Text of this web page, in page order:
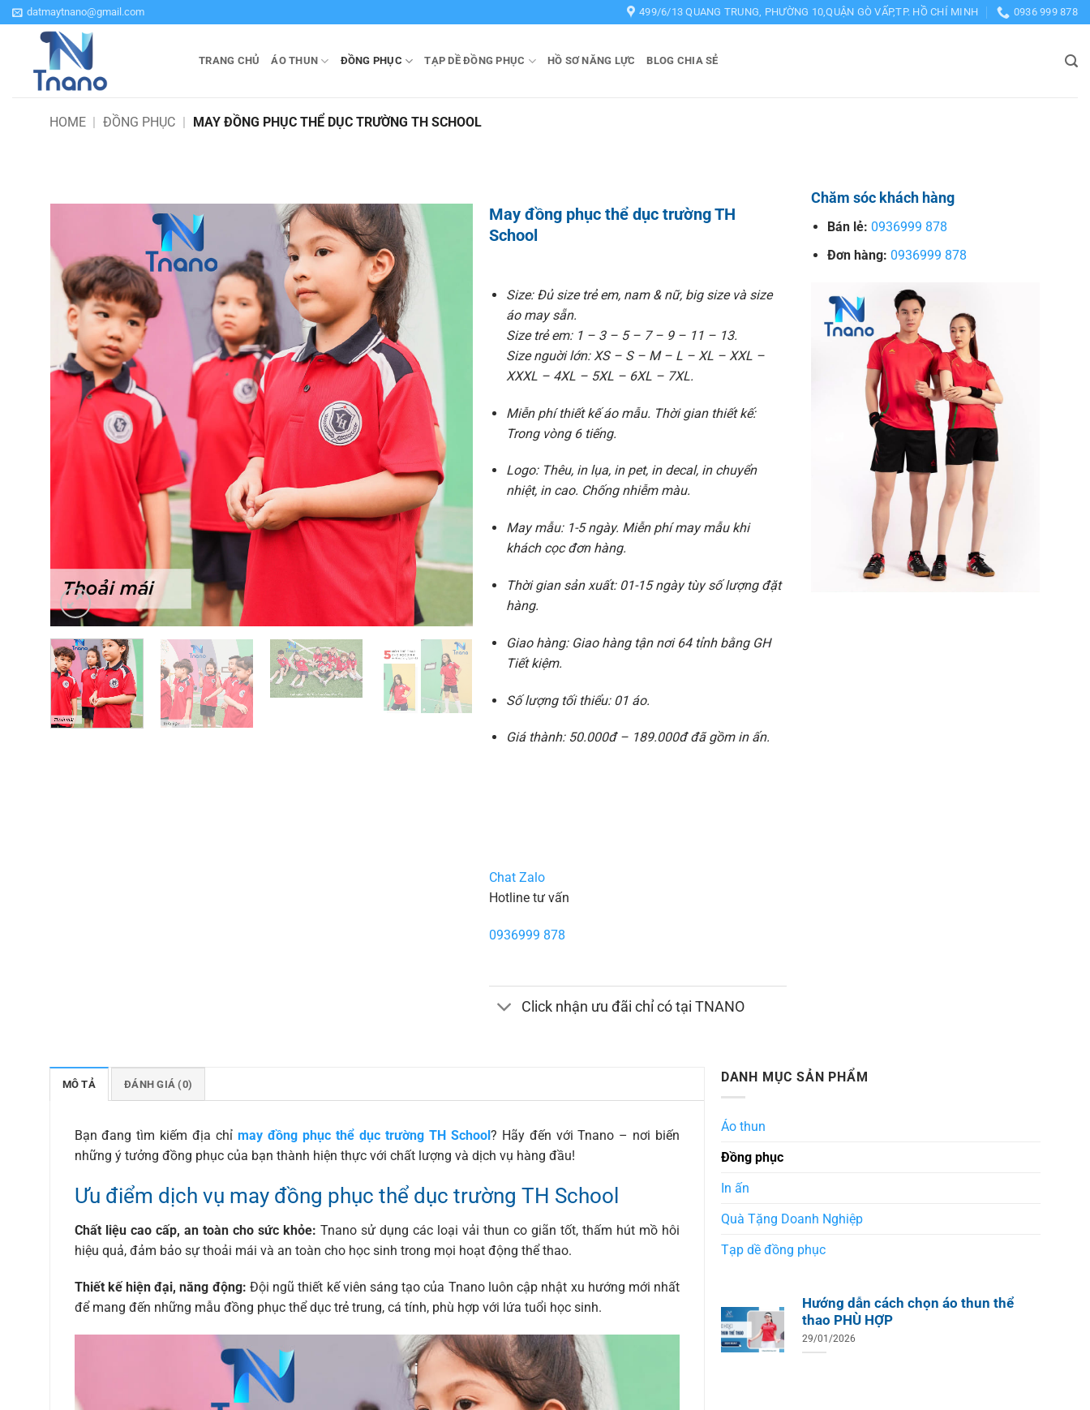
Bỏ
qua
datmaytnano@gmail.com 499/6/13 QUANG TRUNG, PHƯỜNG 10,QUẬN GÒ VẤP,TP. HỒ CHÍ MINH 0936 999 878
TRANG CHỦ ÁO THUN ĐỒNG PHỤC TẠP DỀ ĐỒNG PHỤC HỒ SƠ NĂNG LỰC BLOG CHIA SẺ
HOME | ĐỒNG PHỤC | MAY ĐỒNG PHỤC THỂ DỤC TRƯỜNG TH SCHOOL
May đồng phục thể dục trường TH
School
Size: Đủ size trẻ em, nam & nữ, big size và size
áo may sẵn.
Size trẻ em: 1 – 3 – 5 – 7 – 9 – 11 – 13.
Size nguời lớn: XS – S – M – L – XL – XXL –
XXXL – 4XL – 5XL – 6XL – 7XL.
Miễn phí thiết kế áo mẫu. Thời gian thiết kế:
Trong vòng 6 tiếng.
Logo: Thêu, in lụa, in pet, in decal, in chuyển
nhiệt, in cao. Chống nhiễm màu.
May mẫu: 1-5 ngày. Miễn phí may mẫu khi
khách cọc đơn hàng.
Thời gian sản xuất: 01-15 ngày tùy số lượng đặt
hàng.
Giao hàng: Giao hàng tận nơi 64 tỉnh bằng GH
Tiết kiệm.
Số lượng tối thiểu: 01 áo.
Giá thành: 50.000đ – 189.000đ đã gồm in ấn.
Chat Zalo
Hotline tư vấn
0936999 878
Click nhận ưu đãi chỉ có tại TNANO
Chăm sóc khách hàng
Bán lẻ: 0936999 878
Đơn hàng: 0936999 878
MÔ TẢ ĐÁNH GIÁ (0)
Bạn đang tìm kiếm địa chỉmay đồng phục thể dục trường TH School? Hãy đến với Tnano – nơi biến
những ý tưởng đồng phục của bạn thành hiện thực với chất lượng và dịch vụ hàng đầu!
Ưu điểm dịch vụ may đồng phục thể dục trường TH School
Chất liệu cao cấp, an toàn cho sức khỏe: Tnano sử dụng các loại vải thun co giãn tốt, thấm hút mồ hôi
hiệu quả, đảm bảo sự thoải mái và an toàn cho học sinh trong mọi hoạt động thể thao.
Thiết kế hiện đại, năng động: Đội ngũ thiết kế viên sáng tạo của Tnano luôn cập nhật xu hướng mới nhất
để mang đến những mẫu đồng phục thể dục trẻ trung, cá tính, phù hợp với lứa tuổi học sinh.
DANH MỤC SẢN PHẨM
Áo thun
Đồng phục
In ấn
Quà Tặng Doanh Nghiệp
Tạp dề đồng phục
Hướng dẫn cách chọn áo thun thể
thao PHÙ HỢP
29/01/2026